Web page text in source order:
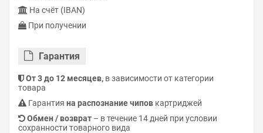
На счёт (IBAN)
При получении
Гарантия
От 3 до 12 месяцев, в зависимости от категории
товара
Гарантия на распознание чипов картриджей
Обмен / возврат – в течение 14 дней при условии
сохранности товарного вида